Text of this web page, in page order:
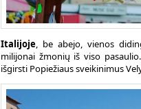
Italijoje, be abejo, vienos
milijonai žmonių iš viso
išgirsti Popiežiaus sveikinimus